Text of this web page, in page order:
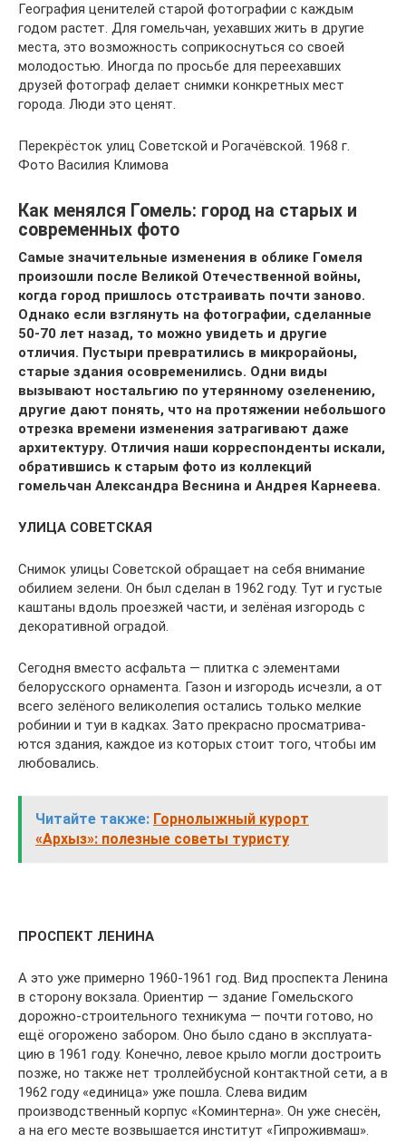
География ценителей старой фотографии с каждым
годом растет. Для гомельчан, уехавших жить в другие
места, это возможность соприкоснуться со своей
молодостью. Иногда по просьбе для переехавших
друзей фотограф делает снимки конкретных мест
города. Люди это ценят.
Перекрёсток улиц Советской и Рогачёвской. 1968 г.
Фото Василия Климова
Как менялся Гомель: город на старых и
современных фото
Самые значительные изменения в облике Гомеля
произошли после Великой Отечественной войны,
когда город пришлось отстраивать почти заново.
Однако если взглянуть на фотографии, сделан­ные
50-70 лет назад, то можно увидеть и другие
отличия. Пустыри превратились в микрорайоны,
старые здания осовременились. Одни виды
вызывают ностальгию по утерянному озеленению,
другие дают понять, что на протяжении неболь­шого
отрезка времени изменения затрагивают даже
архитектуру. Отличия наши корреспонденты искали,
обратившись к старым фото из коллекций
гомельчан Александра Веснина и Андрея Карнеева.
УЛИЦА СОВЕТСКАЯ
Снимок улицы Советской обращает на себя внимание
обилием зелени. Он был сде­лан в 1962 году. Тут и густые
каштаны вдоль проезжей части, и зелёная изгородь с
деко­ративной оградой.
Сегодня вместо асфальта — плитка с эле­ментами
белорусского орнамента. Газон и изгородь исчезли, а от
всего зелёного великолепия остались только мелкие
робинии и туи в кадках. Зато прекрасно просматрива­
ются здания, каждое из которых стоит того, чтобы им
любовались.
Читайте также: Горнолыжный курорт
«Архыз»: полезные советы туристу
ПРОСПЕКТ ЛЕНИНА
А это уже примерно 1960-1961 год. Вид про­спекта Ленина
в сторону вокзала. Ориентир — здание Гомельского
дорожно-строительного техникума — почти готово, но
ещё огоро­жено забором. Оно было сдано в эксплуата­
цию в 1961 году. Конечно, левое крыло могли достроить
позже, но также нет троллейбус­ной контактной сети, а в
1962 году «единица» уже пошла. Слева видим
производственный корпус «Комин­терна». Он уже снесён,
а на его месте возвыша­ется институт «Гипроживмаш».